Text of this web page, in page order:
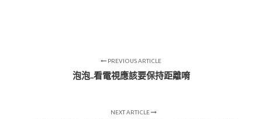
PREVIOUS ARTICLE
泡泡..看電視應該要保持距離唷
NEXT ARTICLE